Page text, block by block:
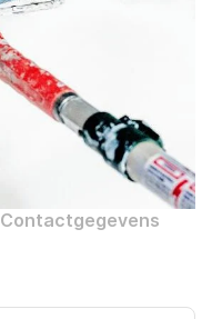
Contactgegevens